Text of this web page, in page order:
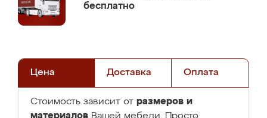
бесплатно
Цена Доставка Оплата
Стоимость зависит от размеров и
материалов